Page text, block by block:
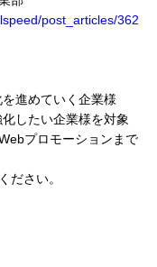
post_articles/362
進めていく企業様
したい企業様を対象
プロモーションまで
ださい。